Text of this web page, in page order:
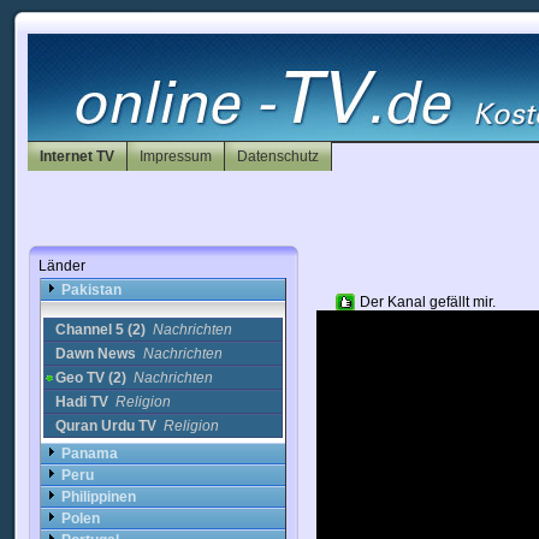
Internet TV Impressum Datenschutz
Länder
Lettland
Libanon
Malta
Marokko
Mazedonien
Mexiko
Niederlande
Norwegen
Pakistan
Channel 5 (2) Nachrichten
Dawn News Nachrichten
Geo TV (2) Nachrichten
Hadi TV Religion
Quran Urdu TV Religion
Panama
Peru
Philippinen
Polen
Der Kanal gefällt mir.